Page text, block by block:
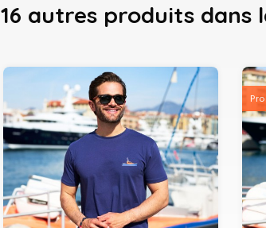
16 autres produits dans
S M L XL XXL